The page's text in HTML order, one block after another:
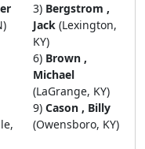
3) Bergstrom ,
Jack (Lexington,
KY)
6) Brown ,
Michael
(LaGrange, KY)
9) Cason , Billy
(Owensboro, KY)